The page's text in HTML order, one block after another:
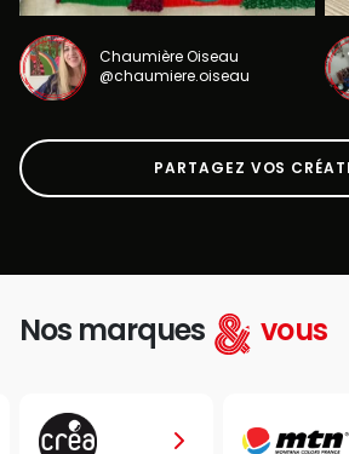
Chaumière Oiseau
@chaumiere.oiseau
PARTAGEZ VOS
Nos marques vous